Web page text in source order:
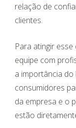
relação de
clientes.
Para atingir
equipe com
a importância
consumidores
da empresa e o
estão